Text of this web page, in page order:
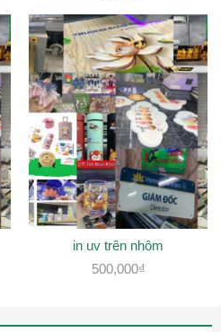
in uv trên nhôm
500,000₫